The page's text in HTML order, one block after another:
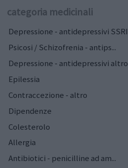
categoria medicinali
Depressione - antidepressivi SSRI
Psicosi / Schizofrenia - antips...
Depressione - antidepressivi altro
Epilessia
Contraccezione - altro
Dipendenze
Colesterolo
Allergia
Antibiotici - penicilline ad am...